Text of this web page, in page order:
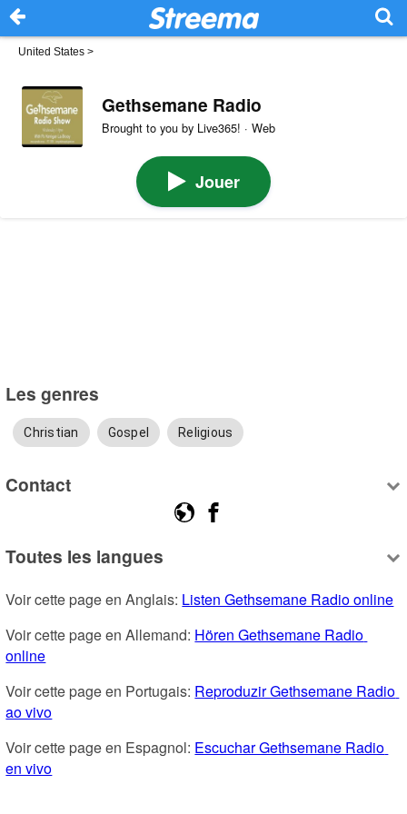
United States >
Gethsemane Radio
Brought to you by Live365! · Web
Jouer
Les genres
Christian Gospel Religious
Contact
Toutes les langues
Voir cette page en Anglais: Listen Gethsemane Radio online
Voir cette page en Allemand: Hören Gethsemane Radio
online
Voir cette page en Portugais: Reproduzir Gethsemane Radio
ao vivo
Voir cette page en Espagnol: Escuchar Gethsemane Radio
en vivo